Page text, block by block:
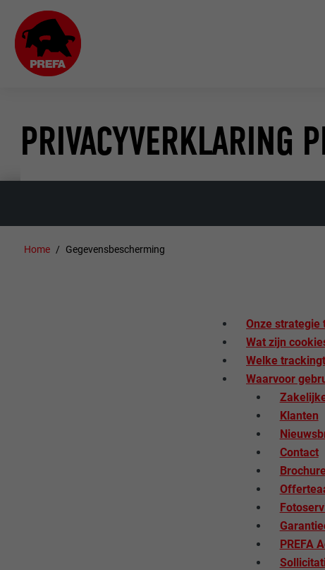
PRIVACYVERKLARING
Home Gegevensbescherming
Onze strategie
Wat zijn
Welke
Waarvoor
Klanten
Contact
PREFA